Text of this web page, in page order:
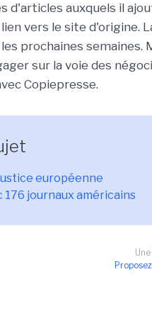
d'articles auxquels il
vers le site d'origine.
prochaines semaines.
sur la voie des
Copiepresse.
européenne
176 journaux américains